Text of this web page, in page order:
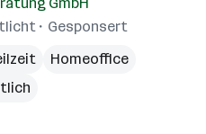
Gesponsert
Homeoffice